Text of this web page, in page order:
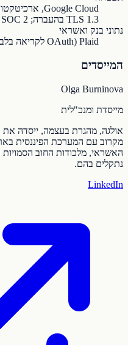
TLS 1.3 בהעברה; SOC 2 בתהליך
נתוני בנק ואשראי
Plaid (OAuth לקריאה בלבד); Equifax באמצעות Array
המייסדים
Olga Burninova
מייסדת ומנכ"לית
מקרוב עם המערכת הפיננסית
האשראי, מלכודות החוב
נתקלים בהם.
LinkedIn